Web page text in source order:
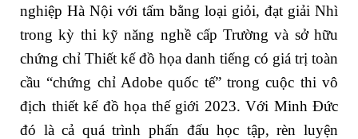
nghiệp Hà Nội với tấm bằng loại giỏi, đạt giải Nhì
trong kỳ thi kỹ năng nghề cấp Trường và sở hữu
chứng chỉ Thiết kế đồ họa danh tiếng có giá trị toàn
cầu “chứng chỉ Adobe quốc tế” trong cuộc thi vô
địch thiết kế đồ họa thế giới 2023. Với Minh Đức
đó là cả quá trình phấn đấu học tập, rèn luyện